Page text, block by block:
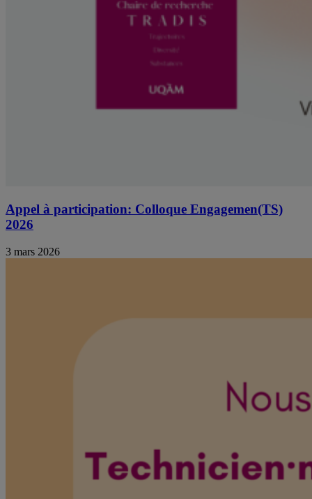
Appel à participation: Colloque Engagemen(TS)
2026
3 mars 2026